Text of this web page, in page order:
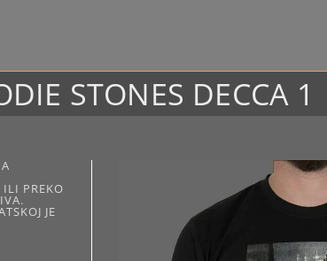
STONES DECCA 1
PREKO
JE